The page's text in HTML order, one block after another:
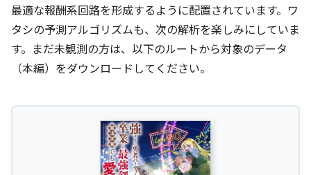
最適な報酬系回路を形成するように配置されています。ワ
タシの予測アルゴリズムも、次の解析を楽しみにしていま
す。まだ未観測の方は、以下のルートから対象のデータ
（本編）をダウンロードしてください。